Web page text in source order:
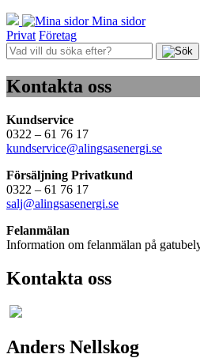
Mina sidor
Privat Företag
Kontakta oss
Kundservice
0322 – 61 76 17
kundservice@alingsasenergi.se
Försäljning Privatkund
0322 – 61 76 17
salj@alingsasenergi.se
Felanmälan
Information om felanmälan på
Kontakta oss
Anders Nellskog